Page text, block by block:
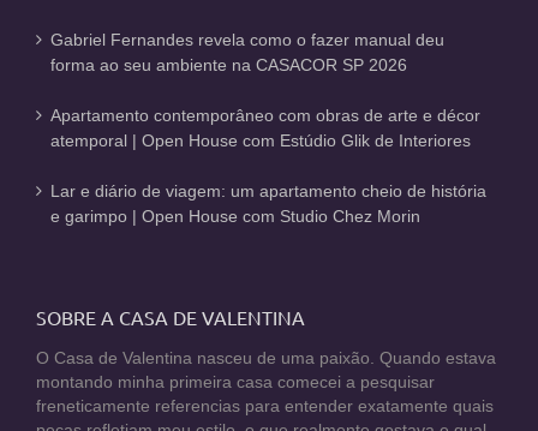
Gabriel Fernandes revela como o fazer manual deu
forma ao seu ambiente na CASACOR SP 2026
Apartamento contemporâneo com obras de arte e décor
atemporal | Open House com Estúdio Glik de Interiores
Lar e diário de viagem: um apartamento cheio de história
e garimpo | Open House com Studio Chez Morin
SOBRE A CASA DE VALENTINA
O Casa de Valentina nasceu de uma paixão. Quando estava
montando minha primeira casa comecei a pesquisar
freneticamente referencias para entender exatamente quais